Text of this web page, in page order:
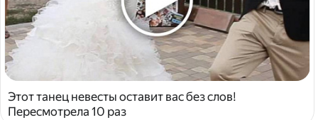
Этот танец невесты оставит вас без слов!
Пересмотрела 10 раз